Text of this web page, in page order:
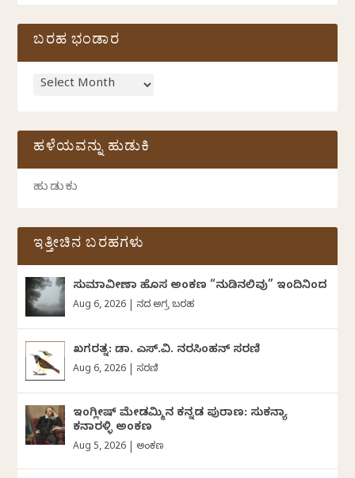
ಬರಹ ಭಂಡಾರ
ಹಳೆಯವನ್ನು ಹುಡುಕಿ
ಇತ್ತೀಚಿನ ಬರಹಗಳು
ಸುಮಾವೀಣಾ ಹೊಸ ಅಂಕಣ “ನುಡಿನಲಿವು” ಇಂದಿನಿಂದ
Aug 6, 2026 ದಿನದ ಅಗ್ರ ಬರಹ
ಖಗರತ್ನ: ಡಾ. ಎಸ್.ವಿ. ನರಸಿಂಹನ್‌‌ ಸರಣಿ
Aug 6, 2026 ಸರಣಿ
ಇಂಗ್ಲೀಷ್ ಮೇಡಮ್ಮಿನ ಕನ್ನಡ ಪುರಾಣ: ಸುಕನ್ಯಾ
ಕನಾರಳ್ಳಿ ಅಂಕಣ
Aug 5, 2026 ಅಂಕಣ